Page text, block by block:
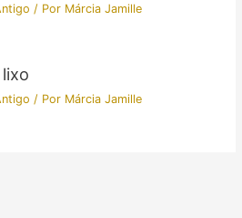
/ Por Márcia Jamille
/ Por Márcia Jamille